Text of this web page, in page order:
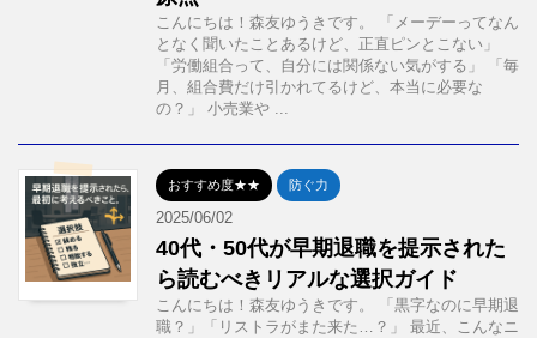
こんにちは！森友ゆうきです。 「メーデーってなん
となく聞いたことあるけど、正直ピンとこない」
「労働組合って、自分には関係ない気がする」 「毎
月、組合費だけ引かれてるけど、本当に必要な
の？」 小売業や ...
おすすめ度★★ 防ぐ力
2025/06/02
40代・50代が早期退職を提示された
ら読むべきリアルな選択ガイド
こんにちは！森友ゆうきです。 「黒字なのに早期退
職？」「リストラがまた来た…？」 最近、こんなニ